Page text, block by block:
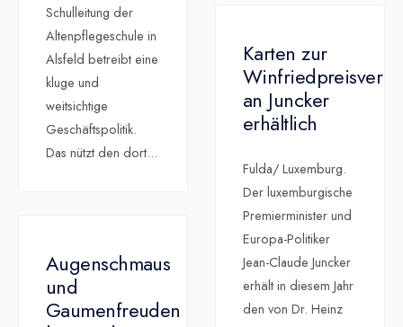
Schulleitung der
Altenpflegeschule in
Alsfeld betreibt eine
kluge und
weitsichtige
Geschäftspolitik.
Das nützt den dort...
Karten zur
an Juncker
erhältlich
Fulda/ Luxemburg.
Der luxemburgische
Premierminister und
Europa-Politiker
Jean-Claude Juncker
erhält in diesem Jahr
den von Dr. Heinz
Augenschmaus
und
Gaumenfreuden